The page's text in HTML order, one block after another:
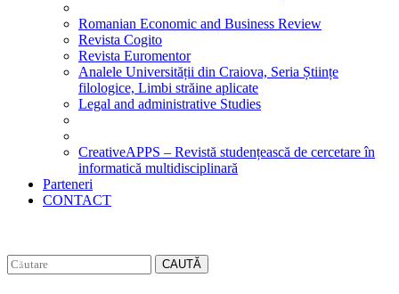
Romanian Economic and Business Review
Revista Cogito
Revista Euromentor
Analele Universității din Craiova, Seria Științe
filologice, Limbi străine aplicate
Legal and administrative Studies
CreativeAPPS – Revistă studențească de cercetare în
informatică multidisciplinară
Parteneri
CONTACT
CAUTĂ